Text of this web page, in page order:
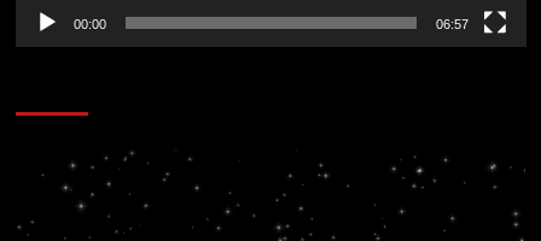
00:00 06:57
Reproductor
vídeo